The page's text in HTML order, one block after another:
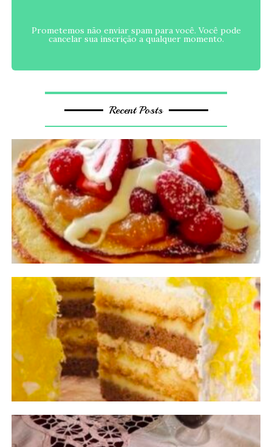
Prometemos não enviar spam para você. Você pode
cancelar sua inscrição a qualquer momento.
Recent Posts